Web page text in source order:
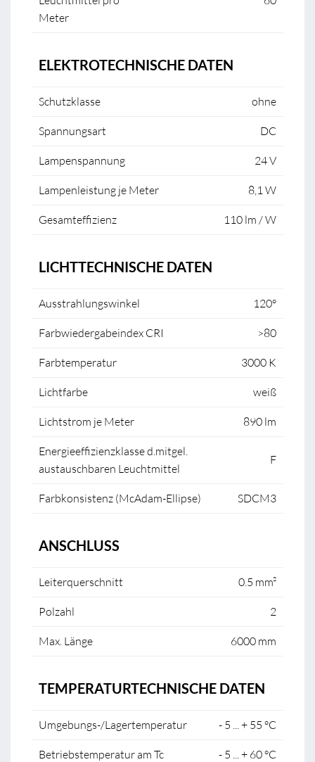
Meter
ELEKTROTECHNISCHE DATEN
Schutzklasse ohne
Spannungsart DC
Lampenspannung 24 V
Lampenleistung je Meter 8,1 W
Gesamteffizienz 110 lm / W
LICHTTECHNISCHE DATEN
Ausstrahlungswinkel 120°
Farbwiedergabeindex CRI >80
Farbtemperatur 3000 K
Lichtfarbe weiß
Lichtstrom je Meter 890 lm
Energieeffizienzklasse d.mitgel.
austauschbaren Leuchtmittel
F
Farbkonsistenz (McAdam-Ellipse) SDCM3
ANSCHLUSS
Leiterquerschnitt 0.5 mm²
Polzahl 2
Max. Länge 6000 mm
TEMPERATURTECHNISCHE DATEN
Umgebungs-/Lagertemperatur - 5 ... + 55 °C
Betriebstemperatur am Tc - 5 ... + 60 °C